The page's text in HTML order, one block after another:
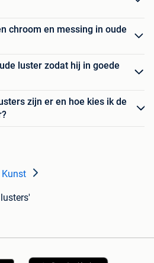
chroom en messing in oude
luster zodat hij in goede
zijn er en hoe kies ik de
Kunst